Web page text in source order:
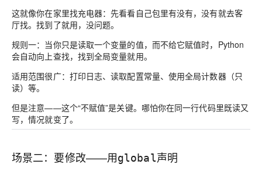
这就像你在家里找充电器：先看看自己包里有没有，没有就去客
厅找。找到了就用，没问题。
规则一：当你只是读取一个变量的值，而不给它赋值时，Python
会自动向上查找，找到全局变量就用。
适用范围很广：打印日志、读取配置常量、使用全局计数器（只
读）等。
但是注意——这个“不赋值”是关键。哪怕你在同一行代码里既读又
写，情况就变了。
场景二：要修改——用global声明